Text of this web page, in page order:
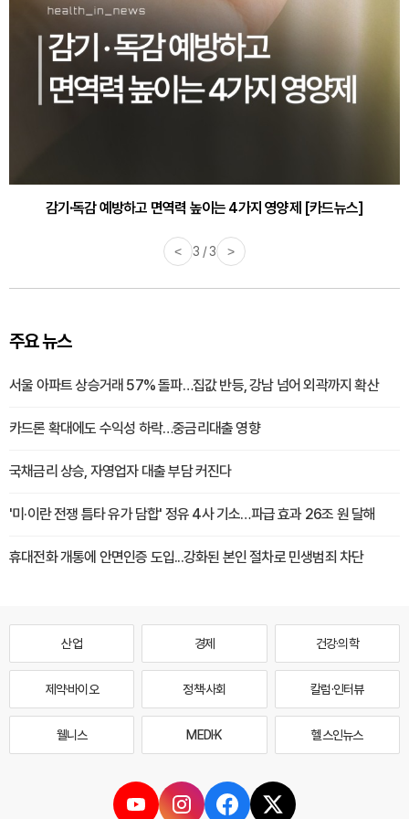
감기·독감 예방하고 면역력 높이는 4가지 영양제 [카드뉴스]
< 3 / 3 >
주요 뉴스
서울 아파트 상승거래 57% 돌파…집값 반등, 강남 넘어 외곽까지 확산
카드론 확대에도 수익성 하락…중금리대출 영향
국채금리 상승, 자영업자 대출 부담 커진다
'미·이란 전쟁 틈타 유가 담합' 정유 4사 기소…파급 효과 26조 원 달해
휴대전화 개통에 안면인증 도입...강화된 본인 절차로 민생범죄 차단
산업 경제 건강·의학
제약·바이오 정책·사회 칼럼·인터뷰
웰니스 MEDI·K 헬스인뉴스